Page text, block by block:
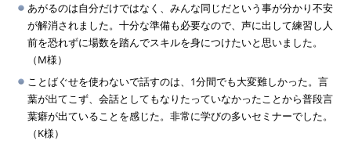
あがるのは自分だけではなく、みんな同じだという事が分かり不安
が解消されました。十分な準備も必要なので、声に出して練習し人
前を恐れずに場数を踏んでスキルを身につけたいと思いました。
（M様）
ことばぐせを使わないで話すのは、1分間でも大変難しかった。言
葉が出てこず、会話としてもなりたっていなかったことから普段言
葉癖が出ていることを感じた。非常に学びの多いセミナーでした。
（K様）